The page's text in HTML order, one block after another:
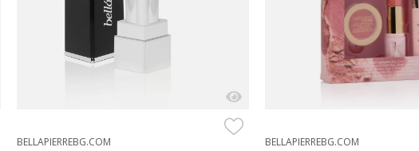
BELLAPIERREBG.COM BELLAPIERREBG.COM